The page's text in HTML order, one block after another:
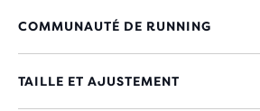
COMMUNAUTÉ DE RUNNING
TAILLE ET AJUSTEMENT